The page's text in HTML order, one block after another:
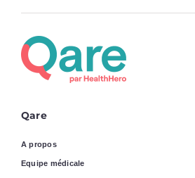
Qare
A propos
Equipe médicale